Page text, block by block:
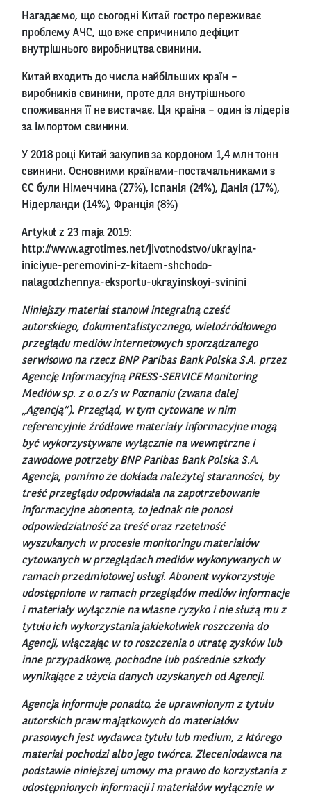
Нагадаємо, що сьогодні Китай гостро переживає
проблему АЧС, що вже спричинило дефіцит
внутрішнього виробництва свинини.
Китай входить до числа найбільших країн –
виробників свинини, проте для внутрішнього
споживання її не вистачає. Ця країна – один із лідерів
за імпортом свинини.
У 2018 році Китай закупив за кордоном 1,4 млн тонн
свинини. Основними країнами-постачальниками з
ЄС були Німеччина (27%), Іспанія (24%), Данія (17%),
Нідерланди (14%), Франція (8%)
Artykuł z 23 maja 2019:
http://www.agrotimes.net/jivotnodstvo/ukrayina-
iniciyue-peremovini-z-kitaem-shchodo-
nalagodzhennya-eksportu-ukrayinskoyi-svinini
Niniejszy materiał stanowi integralną cześć
autorskiego, dokumentalistycznego, wieloźródłowego
przeglądu mediów internetowych sporządzanego
serwisowo na rzecz BNP Paribas Bank Polska S.A. przez
Agencję Informacyjną PRESS-SERVICE Monitoring
Mediów sp. z o.o z/s w Poznaniu (zwana dalej
„Agencją”). Przegląd, w tym cytowane w nim
referencyjnie źródłowe materiały informacyjne mogą
być wykorzystywane wyłącznie na wewnętrzne i
zawodowe potrzeby BNP Paribas Bank Polska S.A.
Agencja, pomimo że dokłada należytej staranności, by
treść przeglądu odpowiadała na zapotrzebowanie
informacyjne abonenta, to jednak nie ponosi
odpowiedzialność za treść oraz rzetelność
wyszukanych w procesie monitoringu materiałów
cytowanych w przeglądach mediów wykonywanych w
ramach przedmiotowej usługi. Abonent wykorzystuje
udostępnione w ramach przeglądów mediów informacje
i materiały wyłącznie na własne ryzyko i nie służą mu z
tytułu ich wykorzystania jakiekolwiek roszczenia do
Agencji, włączając w to roszczenia o utratę zysków lub
inne przypadkowe, pochodne lub pośrednie szkody
wynikające z użycia danych uzyskanych od Agencji.
Agencja informuje ponadto, że uprawnionym z tytułu
autorskich praw majątkowych do materiałów
prasowych jest wydawca tytułu lub medium, z którego
materiał pochodzi albo jego twórca. Zleceniodawca na
podstawie niniejszej umowy ma prawo do korzystania z
udostępnionych informacji i materiałów wyłącznie w